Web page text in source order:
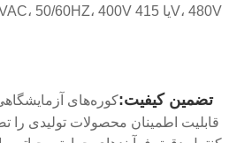
تضمین کیفیت:کوره‌های
قابلیت اطمینان محصولات تولیدی را